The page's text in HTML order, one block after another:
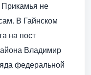
Прикамья не
В Гайнском
на пост
Владимир
федеральной